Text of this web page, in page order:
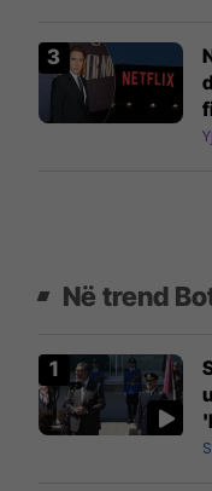
Në trend